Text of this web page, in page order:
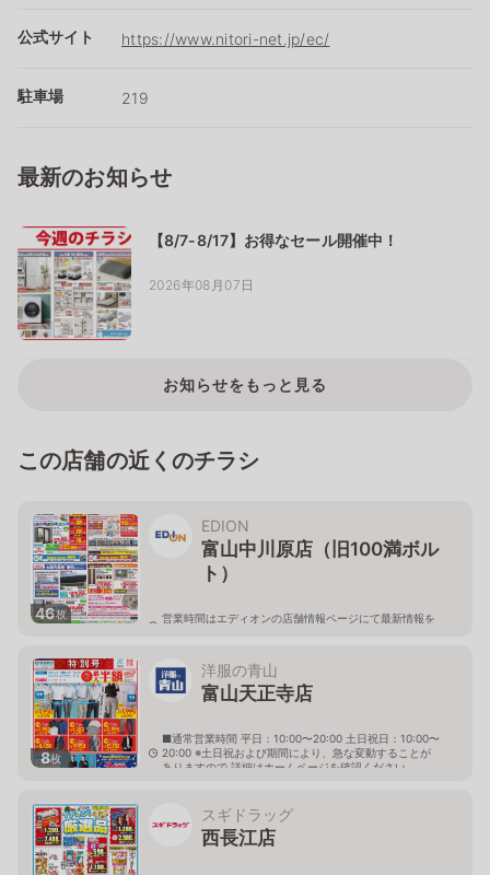
公式サイト https://www.nitori-net.jp/ec/
駐車場 219
最新のお知らせ
【8/7-8/17】お得なセール開催中！
2026年08月07日
お知らせをもっと見る
この店舗の近くのチラシ
46枚
EDION
富山中川原店（旧100満ボル
ト）
営業時間はエディオンの店舗情報ページにて最新情報を
8枚
洋服の青山
富山天正寺店
■通常営業時間 平日：10:00〜20:00 土日祝日：10:00〜
20:00 ※土日祝および期間により、急な変動することが
ありますので 詳細はホームページを確認ください
スギドラッグ
西長江店